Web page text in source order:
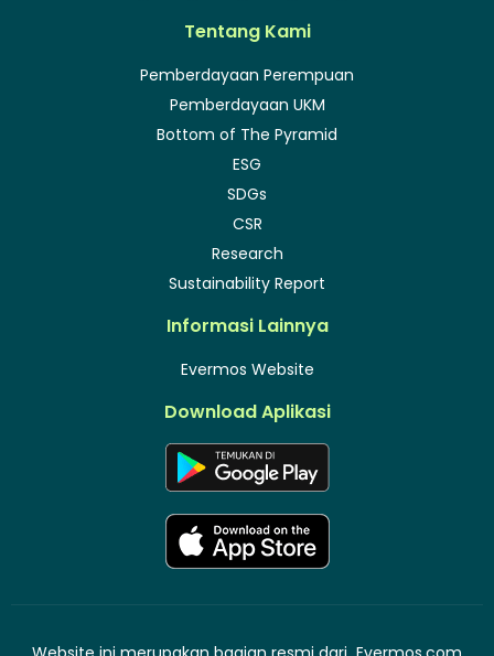
Tentang Kami
Pemberdayaan Perempuan
Pemberdayaan UKM
Bottom of The Pyramid
ESG
SDGs
CSR
Research
Sustainability Report
Informasi Lainnya
Evermos Website
Download Aplikasi